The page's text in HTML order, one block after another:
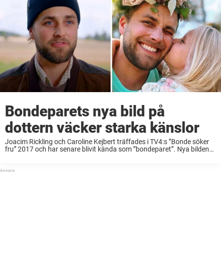
Bondeparets nya bild på
dottern väcker starka känslor
Joacim Rickling och Caroline Kejbert träffades i TV4:s ”Bonde söker
fru” 2017 och har senare blivit kända som ”bondeparet”. Nya bilden